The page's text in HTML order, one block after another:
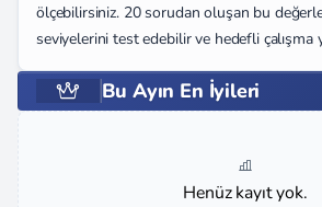
ölçebilirsiniz. 20 sorudan oluşan bu
seviyelerini test edebilir ve hedefli çalışma
Bu Ayın En İyileri
Henüz kayıt yok.